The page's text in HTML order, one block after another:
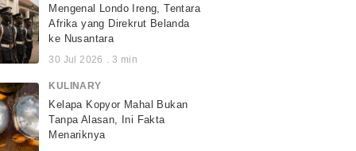
Mengenal Londo Ireng, Tentara
Afrika yang Direkrut Belanda
ke Nusantara
30 Jul 2026 . 3 min
KULINARY
Kelapa Kopyor Mahal Bukan
Tanpa Alasan, Ini Fakta
Menariknya